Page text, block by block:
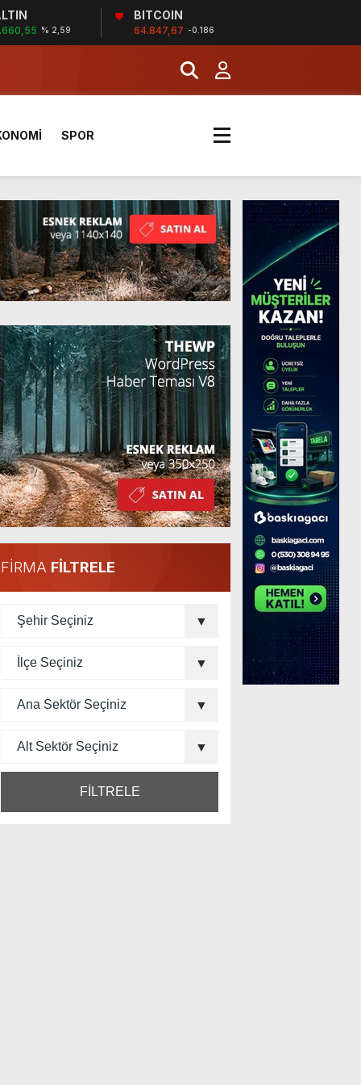
% 2,59
BITCOIN
64.847,67 -0.186
temelidir”
temelidir”
SPOR
FİRMA FİLTRELE
FİLTRELE